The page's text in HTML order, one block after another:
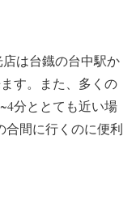
店は台鐡の台中駅か
す。また、多くの
分ととても近い場
合間に行くのに便利